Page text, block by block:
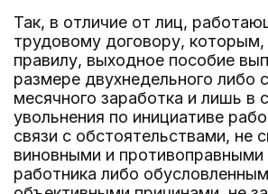
Так, в отличие от лиц,
трудовому договору,
правилу, выходное пособие
размере двухнедельного либо
месячного заработка и лишь в
увольнения по инициативе
связи с обстоятельствами, не
виновными и противоправными
работника либо